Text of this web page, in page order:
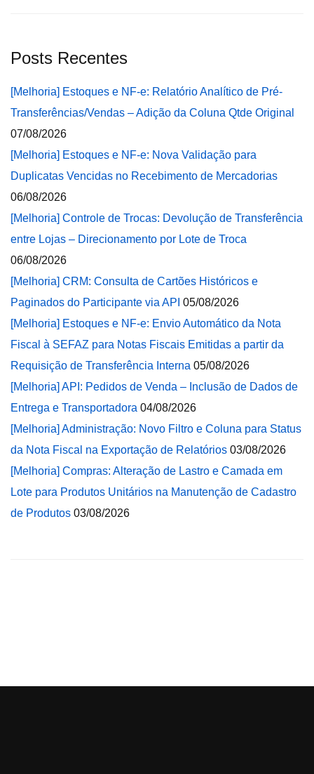
Posts Recentes
[Melhoria] Estoques e NF-e: Relatório Analítico de Pré-
Transferências/Vendas – Adição da Coluna Qtde Original
07/08/2026
[Melhoria] Estoques e NF-e: Nova Validação para
Duplicatas Vencidas no Recebimento de Mercadorias
06/08/2026
[Melhoria] Controle de Trocas: Devolução de Transferência
entre Lojas – Direcionamento por Lote de Troca
06/08/2026
[Melhoria] CRM: Consulta de Cartões Históricos e
Paginados do Participante via API 05/08/2026
[Melhoria] Estoques e NF-e: Envio Automático da Nota
Fiscal à SEFAZ para Notas Fiscais Emitidas a partir da
Requisição de Transferência Interna 05/08/2026
[Melhoria] API: Pedidos de Venda – Inclusão de Dados de
Entrega e Transportadora 04/08/2026
[Melhoria] Administração: Novo Filtro e Coluna para Status
da Nota Fiscal na Exportação de Relatórios 03/08/2026
[Melhoria] Compras: Alteração de Lastro e Camada em
Lote para Produtos Unitários na Manutenção de Cadastro
de Produtos 03/08/2026